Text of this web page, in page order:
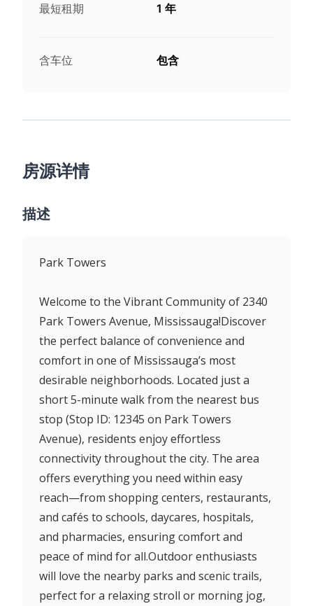
最短租期 1 年
含车位 包含
房源详情
描述
Park Towers
Welcome to the Vibrant Community of 2340
Park Towers Avenue, Mississauga!Discover
the perfect balance of convenience and
comfort in one of Mississauga’s most
desirable neighborhoods. Located just a
short 5-minute walk from the nearest bus
stop (Stop ID: 12345 on Park Towers
Avenue), residents enjoy effortless
connectivity throughout the city. The area
offers everything you need within easy
reach—from shopping centers, restaurants,
and cafés to schools, daycares, hospitals,
and pharmacies, ensuring comfort and
peace of mind for all.Outdoor enthusiasts
will love the nearby parks and scenic trails,
perfect for a relaxing stroll or morning jog,